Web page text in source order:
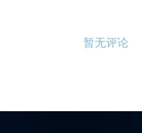
暂无评论